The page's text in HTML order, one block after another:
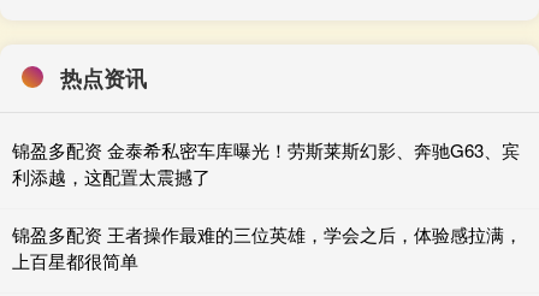
热点资讯
锦盈多配资 金泰希私密车库曝光！劳斯莱斯幻影、奔驰G63、宾
利添越，这配置太震撼了
锦盈多配资 王者操作最难的三位英雄，学会之后，体验感拉满，
上百星都很简单